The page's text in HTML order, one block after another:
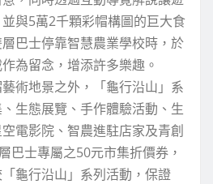
與5萬2千顆彩帽構圖的巨大食
巴士停靠智慧農業學校時，於
為留念，增添許多樂趣。
術地景之外，「龜行沿山」系
生態展覽、手作體驗活動、生
電影院、智農進駐店家及青創
巴士專屬之50元市集折價券，
龜行沿山」系列活動，保證